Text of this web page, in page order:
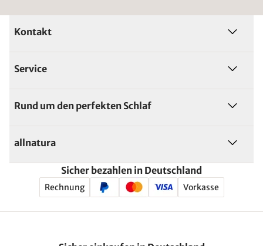
Kontakt
Service
Rund um den perfekten Schlaf
allnatura
Sicher bezahlen in Deutschland
Rechnung Vorkasse